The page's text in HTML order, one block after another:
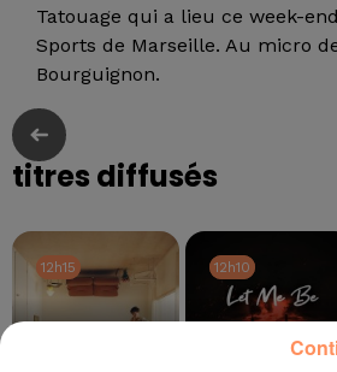
Tatouage qui a lieu ce week-
Sports de Marseille. Au micro
Bourguignon.
titres diffusés
12h15
12h15 12h10
12h10